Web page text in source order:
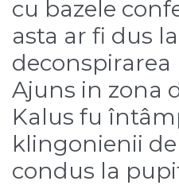
cu bazele
asta ar fi dus la
deconspirarea
Ajuns in zona
Kalus fu
klingonienii
condus la